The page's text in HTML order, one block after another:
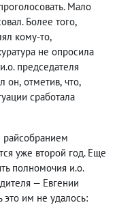
Мало
Более того,
кому-то,
не опросила
председателя
он, отметив, что,
сработала
уже второй год. Еще
полномочия и.о.
— Евгении
это им не удалось: